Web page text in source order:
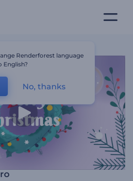
Renderforest language
English?
No, thanks